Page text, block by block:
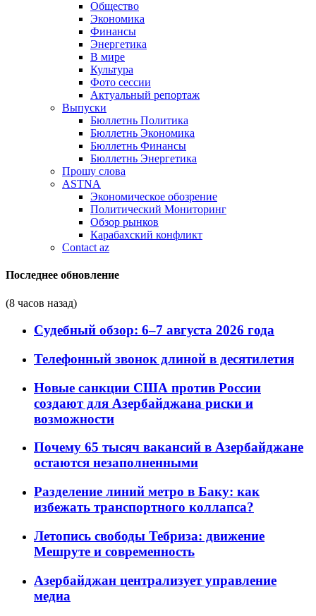
Общество
Экономика
Финансы
Энергетика
В мире
Культура
Фото сессии
Актуальный репортаж
Выпуски
Бюллетнь Политика
Бюллетнь Экономика
Бюллетнь Финансы
Бюллетнь Энергетика
Прошу слова
ASTNA
Экономическое обозрение
Политический Мониторинг
Обзор рынков
Карабахский конфликт
Contact az
Последнее обновление
(8 часов назад)
Судебный обзор: 6–7 августа 2026 года
Телефонный звонок длиной в десятилетия
Новые санкции США против России
создают для Азербайджана риски и
возможности
Почему 65 тысяч вакансий в Азербайджане
остаются незаполненными
Разделение линий метро в Баку: как
избежать транспортного коллапса?
Летопись свободы Тебриза: движение
Мешруте и современность
Азербайджан централизует управление
медиа